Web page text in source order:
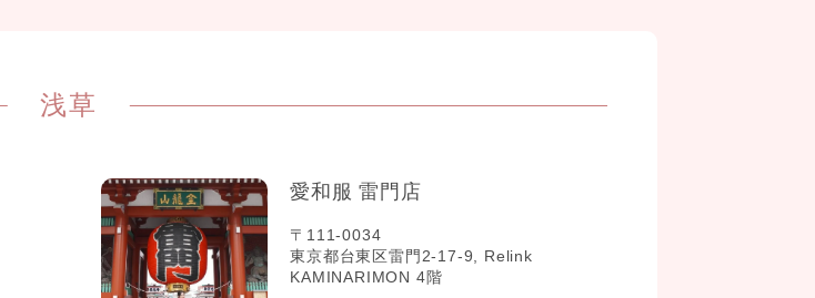
浅草
愛和服 雷門店
〒111-0034
東京都台東区雷門2-17-9, Relink
KAMINARIMON 4階